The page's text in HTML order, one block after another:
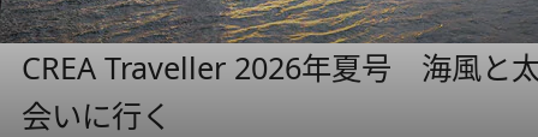
CREA Traveller 2026年夏号 海風と
会いに行く